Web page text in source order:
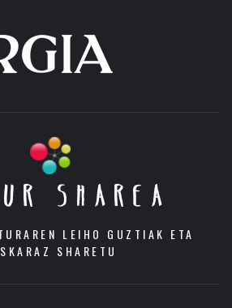
SHAREA
LEIHO GUZTIAK ETA
SHARETU